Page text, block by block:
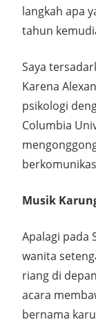
langkah apa
tahun
Saya
Karena
psikologi
Columbia
Musik
Apalagi pada
wanita
riang di
acara
bernama